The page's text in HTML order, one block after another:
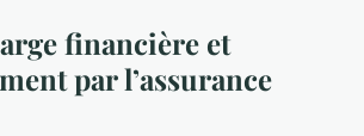
financière et
par l’assurance